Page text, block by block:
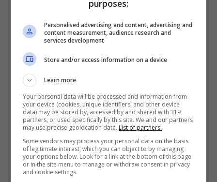
LEGGI ANCHE ->
Fabio Fulco
purposes:
Personalised advertising and content, advertising and
content measurement, audience research and
services development
Store and/or access information on a device
Learn more
Your personal data will be processed and information from
your device (cookies, unique identifiers, and other device
data) may be stored by, accessed by and shared with 319
partners, or used specifically by this site. We and our partners
may use precise geolocation data. List of partners.
Some vendors may process your personal data on the basis
of legitimate interest, which you can object to by managing
your options below. Look for a link at the bottom of this page
or in the site menu to manage or withdraw consent in privacy
and cookie settings.